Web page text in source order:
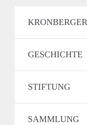
GESCHICHTE
STIFTUNG
SAMMLUNG